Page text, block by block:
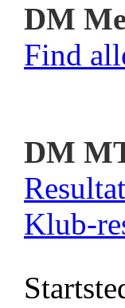
DM
Find
DM
Klub-